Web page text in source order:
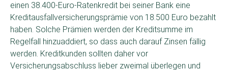
einen 38.400-Euro-Ratenkredit bei seiner Bank eine
Kreditausfallversicherungsprämie von 18.500 Euro bezahlt
haben. Solche Prämien werden der Kreditsumme im
Regelfall hinzuaddiert, so dass auch darauf Zinsen fällig
werden. Kreditkunden sollten daher vor
Versicherungsabschluss lieber zweimal überlegen und